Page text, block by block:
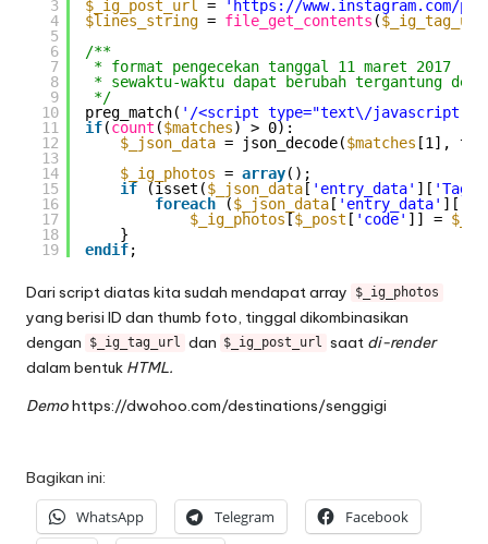
3
4
5
6
7
8
9
10
11
12
13
14
15
16
17
18
19
$_ig_post_url = ' https://www.instagram.com/p/
$lines_string = file_get_contents ($_ig_tag_url
/**
* format pengecekan tanggal 11 maret 2017
* sewaktu-waktu dapat berubah tergantung
*/
preg_match( '/<script type="text\/
if(count ($matches) > 0):
$_json_data = json_decode($matches [1],
$_ig_photos = array();
if
(isset($_json_data[ 'entry_data' ][
foreach
($_json_data[ 'entry_data' ][
$_ig_photos [$_post [ 'code' ]] =
}
endif;
Dari script diatas kita sudah mendapat array $_ig_photos
yang berisi ID dan thumb foto, tinggal dikombinasikan
dengan
$_ig_tag_url dan $_ig_post_url saat di-render
dalam bentuk HTML.
Demohttps://dwohoo.com/destinations/senggigi
Bagikan ini:
WhatsApp Telegram
Facebook